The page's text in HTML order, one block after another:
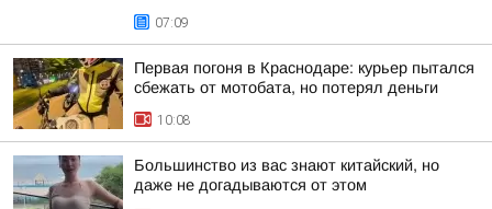
07:09
Первая погоня в Краснодаре: курьер пытался
сбежать от мотобата, но потерял деньги
10:08
Большинство из вас знают китайский, но
даже не догадываются от этом